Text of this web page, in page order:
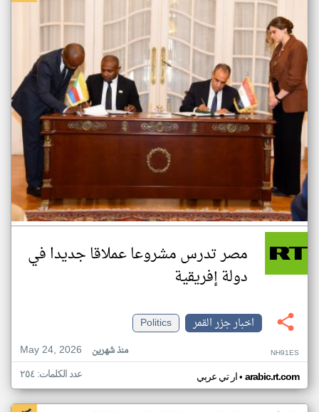
مصر تدرس مشروعا عملاقا جديدا في
دولة إفريقية
اخبار جزر القمر
Politics
May 24, 2026
منذ شهرين NH91ES
ار تي عربي• arabic.rt.com عدد الكلمات: ٢٥٤